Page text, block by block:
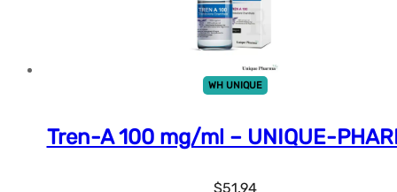
WH UNIQUE
Tren-A 100 mg/ml – UNIQUE-
$51.94